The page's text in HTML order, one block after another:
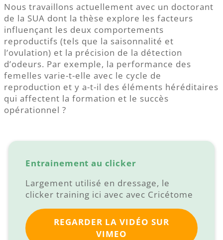
Nous travaillons actuellement avec un doctorant
de la SUA dont la thèse explore les facteurs
influençant les deux comportements
reproductifs (tels que la saisonnalité et
l’ovulation) et la précision de la détection
d’odeurs. Par exemple, la performance des
femelles varie-t-elle avec le cycle de
reproduction et y a-t-il des éléments héréditaires
qui affectent la formation et le succès
opérationnel ?
Entrainement au clicker
Largement utilisé en dressage, le
clicker training ici avec avec Cricétome
REGARDER LA VIDÉO SUR
VIMEO